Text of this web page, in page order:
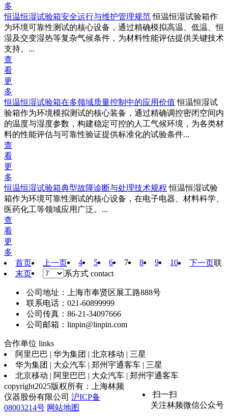
多
恒温恒湿试验箱安全运行与维护管理规范 恒温恒湿试验箱作
为环境可靠性测试的核心设备，通过精确模拟高温、低温、恒
湿及交变湿热等复杂气候条件，为材料性能评估提供关键技术
支持。...
查
看
更
多
恒温恒湿试验箱在多领域质量控制中的应用价值 恒温恒湿试
验箱作为环境模拟测试的核心装备，通过精确调控密闭空间内
的温度与湿度参数，构建稳定可控的人工气候环境，为各类材
料的性能评估与可靠性验证提供标准化的试验条件...
查
看
更
多
恒温恒湿试验箱典型故障诊断与处理技术规程 恒温恒湿试验
箱作为环境可靠性测试的核心设备，在电子电器、材料科学、
医药化工等领域应用广泛。...
查
看
更
多
首页
上一页 4 5 6 7 8 9 10
下一页
末页
联
系方式 contact
公司地址：上海市奉贤区展工路888号
联系电话：021-60899999
公司传真：86-21-34097666
公司邮箱：linpin@linpin.com
合作单位 links
阿里巴巴 | 华为集团 | 北京移动 | 三星
华为集团 | 大众汽车 | 郑州宇通客车 | 三星
北京移动 | 阿里巴巴 | 大众汽车 | 郑州宇通客车
扫一扫
关注林频微信公众号
copyright2025版权所有：上海林频
仪器股份有限公司 沪ICP备
08003214号 网站地图